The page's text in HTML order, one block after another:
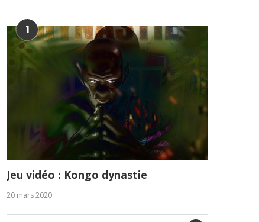
1
Jeu vidéo : Kongo dynastie
20 mars 2020